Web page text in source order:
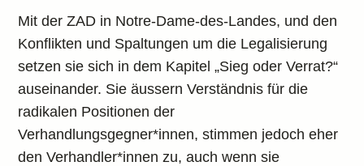
Mit der ZAD in Notre-Dame-des-Landes, und den
Konflikten und Spaltungen um die Legalisierung
setzen sie sich in dem Kapitel „Sieg oder Verrat?“
auseinander. Sie äussern Verständnis für die
radikalen Positionen der
Verhandlungsgegner*innen, stimmen jedoch eher
den Verhandler*innen zu, auch wenn sie